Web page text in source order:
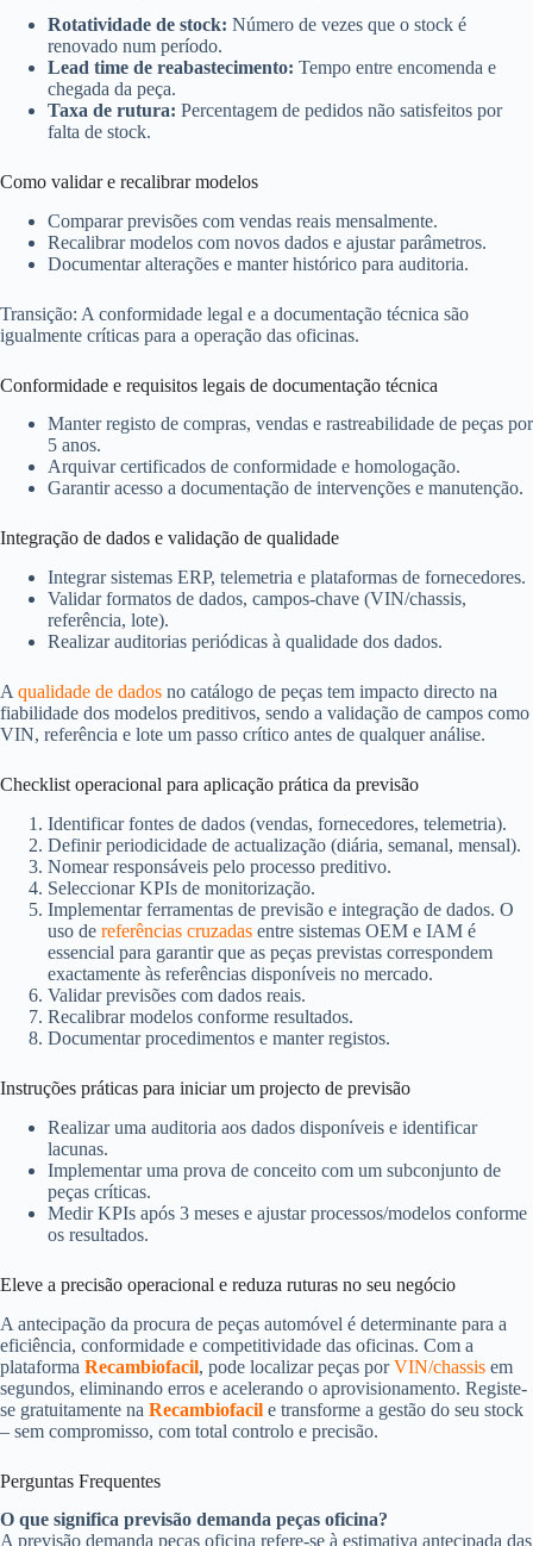
Rotatividade de stock: Número de vezes que o stock é
renovado num período.
Lead time de reabastecimento: Tempo entre encomenda e
chegada da peça.
Taxa de rutura: Percentagem de pedidos não satisfeitos por
falta de stock.
Como validar e recalibrar modelos
Comparar previsões com vendas reais mensalmente.
Recalibrar modelos com novos dados e ajustar parâmetros.
Documentar alterações e manter histórico para auditoria.
Transição: A conformidade legal e a documentação técnica são
igualmente críticas para a operação das oficinas.
Conformidade e requisitos legais de documentação técnica
Manter registo de compras, vendas e rastreabilidade de peças por
5 anos.
Arquivar certificados de conformidade e homologação.
Garantir acesso a documentação de intervenções e manutenção.
Integração de dados e validação de qualidade
Integrar sistemas ERP, telemetria e plataformas de fornecedores.
Validar formatos de dados, campos-chave (VIN/chassis,
referência, lote).
Realizar auditorias periódicas à qualidade dos dados.
A qualidade de dados no catálogo de peças tem impacto directo na
fiabilidade dos modelos preditivos, sendo a validação de campos como
VIN, referência e lote um passo crítico antes de qualquer análise.
Checklist operacional para aplicação prática da previsão
Identificar fontes de dados (vendas, fornecedores, telemetria).
Definir periodicidade de actualização (diária, semanal, mensal).
Nomear responsáveis pelo processo preditivo.
Seleccionar KPIs de monitorização.
Implementar ferramentas de previsão e integração de dados. O
uso de referências cruzadas entre sistemas OEM e IAM é
essencial para garantir que as peças previstas correspondem
exactamente às referências disponíveis no mercado.
Validar previsões com dados reais.
Recalibrar modelos conforme resultados.
Documentar procedimentos e manter registos.
Instruções práticas para iniciar um projecto de previsão
Realizar uma auditoria aos dados disponíveis e identificar
lacunas.
Implementar uma prova de conceito com um subconjunto de
peças críticas.
Medir KPIs após 3 meses e ajustar processos/modelos conforme
os resultados.
Eleve a precisão operacional e reduza ruturas no seu negócio
A antecipação da procura de peças automóvel é determinante para a
eficiência, conformidade e competitividade das oficinas. Com a
plataforma Recambiofacil, pode localizar peças porVIN/chassis em
segundos, eliminando erros e acelerando o aprovisionamento. Registe-
se gratuitamente na Recambiofacil e transforme a gestão do seu stock
– sem compromisso, com total controlo e precisão.
Perguntas Frequentes
O que significa previsão demanda peças oficina?
A previsão demanda peças oficina refere-se à estimativa antecipada das